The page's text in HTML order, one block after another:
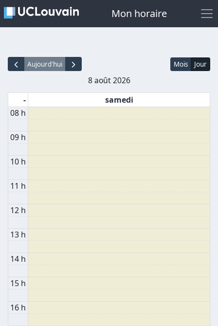
Mon horaire
Aujourd'hui
8 août 2026
Mois Jour
-
samedi
08 h
09 h
10 h
11 h
12 h
13 h
14 h
15 h
16 h